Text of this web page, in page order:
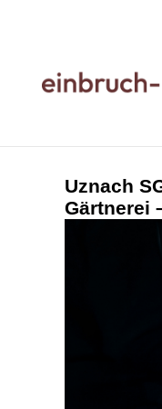
Uznach
Gärtnerei